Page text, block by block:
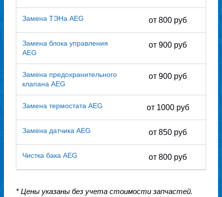
Замена ТЭНа AEG от 800 руб
Замена блока управления
AEG
от 900 руб
Замена предохранительного
клапана AEG
от 900 руб
Замена термостата AEG от 1000 руб
Замена датчика AEG от 850 руб
Чистка бака AEG от 800 руб
* Цены указаны без учета стоимости запчастей.